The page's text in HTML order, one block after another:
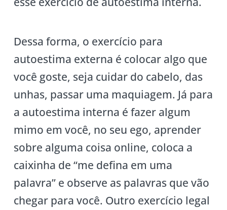
Dessa forma, o exercício para
autoestima externa é colocar algo que
você goste, seja cuidar do cabelo, das
unhas, passar uma maquiagem. Já para
a autoestima interna é fazer algum
mimo em você, no seu ego, aprender
sobre alguma coisa online, coloca a
caixinha de “me defina em uma
palavra” e observe as palavras que vão
chegar para você. Outro exercício legal